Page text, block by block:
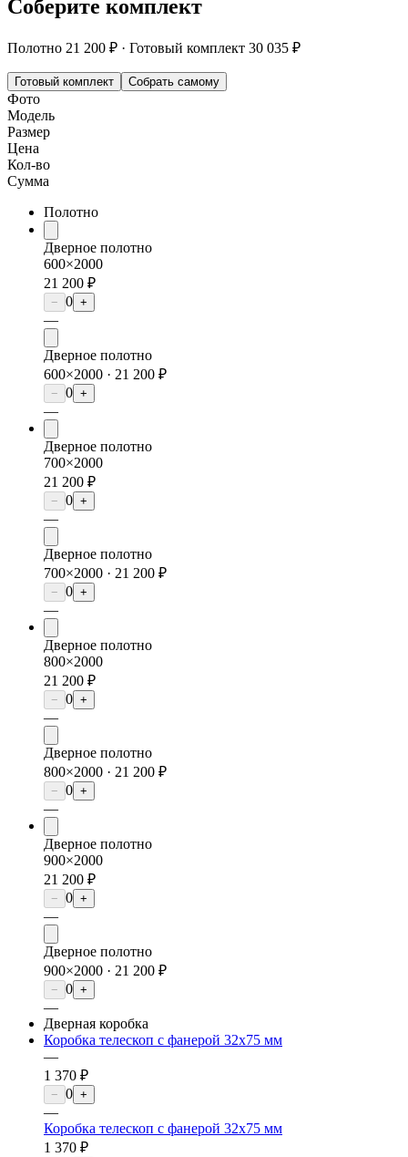
Соберите комплект
Полотно 21 200 ₽ · Готовый комплект 30 035 ₽
Готовый комплект Собрать самому
Фото
Модель
Размер
Цена
Кол-во
Сумма
Полотно
Дверное полотно
600×2000
21 200 ₽
− 0 +
—
Дверное полотно
600×2000 · 21 200 ₽
− 0 +
—
Дверное полотно
700×2000
21 200 ₽
− 0 +
—
Дверное полотно
700×2000 · 21 200 ₽
− 0 +
—
Дверное полотно
800×2000
21 200 ₽
− 0 +
—
Дверное полотно
800×2000 · 21 200 ₽
− 0 +
—
Дверное полотно
900×2000
21 200 ₽
− 0 +
—
Дверное полотно
900×2000 · 21 200 ₽
− 0 +
—
Дверная коробка
Коробка телескоп с фанерой 32х75 мм
—
1 370 ₽
− 0 +
—
Коробка телескоп с фанерой 32х75 мм
1 370 ₽